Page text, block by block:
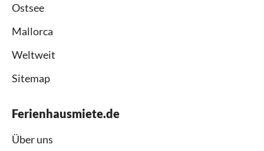
Ostsee
Mallorca
Weltweit
Sitemap
Ferienhausmiete.de
Über uns